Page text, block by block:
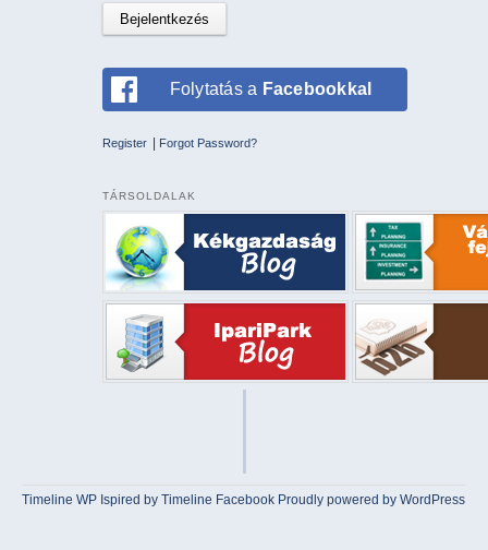
Folytatás a Facebookkal
Register | Forgot Password?
TÁRSOLDALAK
Timeline WP Ispired byTimeline Facebook Proudly powered by WordPress